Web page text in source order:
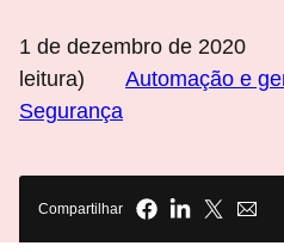
1 de dezembro de 2020
leitura)
Automação e
Segurança
Compartilhar